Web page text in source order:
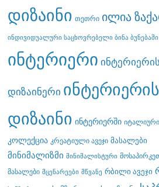
დიზაინი თეთრი ილია
ინდივიდუალური საცხოვრებელი ბინა ბუნებაში
ინტერიერი ინტერიერის
დიზაინერი ინტერიერის
დიზაინი ინტერიერში იტალიური
კოლექცია კრეატიული ავეჯი მასალები
მინიმალიზმი მინიმალისტური
მასალები მცენარეები მწვანე რბილი ავეჯი